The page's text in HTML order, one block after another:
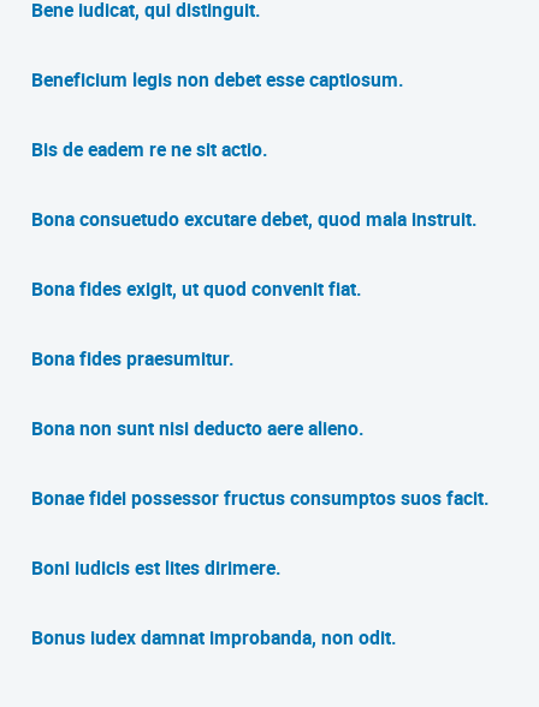
Bene iudicat, qui distinguit.
Beneficium legis non debet esse captiosum.
Bis de eadem re ne sit actio.
Bona consuetudo excutare debet, quod mala instruit.
Bona fides exigit, ut quod convenit fiat.
Bona fides praesumitur.
Bona non sunt nisi deducto aere alieno.
Bonae fidei possessor fructus consumptos suos facit.
Boni iudicis est lites dirimere.
Bonus iudex damnat improbanda, non odit.